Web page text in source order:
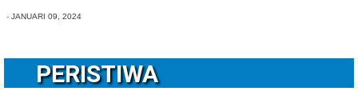
- JANUARI 09, 2024
PERISTIWA